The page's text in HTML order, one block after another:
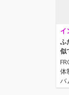
イ
ふ
似
R
体
バ
ay